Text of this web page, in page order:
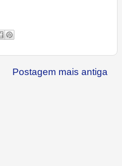
Postagem mais antiga